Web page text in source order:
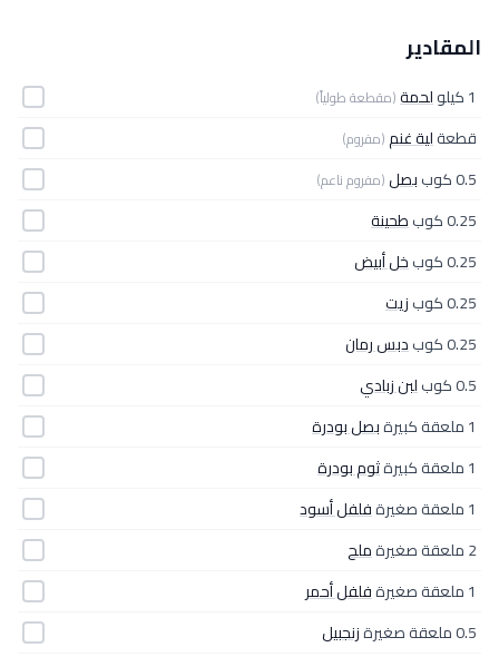
المقادير
1 كيلو لحمة(مقطعة طولياً)
قطعةلية غنم(مفروم)
0.5 كوب بصل(مفروم ناعم)
0.25 كوب
طحينة
0.25 كوب
خل أبيض
0.25 كوب
زيت
0.25 كوب
دبس رمان
0.5 كوب
لبن زبادي
1 ملعقة كبيرة
بصل بودرة
1 ملعقة كبيرة
ثوم بودرة
1 ملعقة صغيرة
فلفل أسود
2 ملعقة صغيرة
ملح
1 ملعقة صغيرة
فلفل أحمر
0.5 ملعقة صغيرة
زنجبيل